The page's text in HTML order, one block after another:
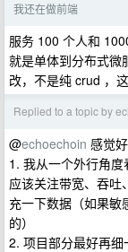
我还在做前端
服务 100 个人和
就是单体到分布式微
改，不是纯 crud ，
Replied to a topic by
@echoechoin 感觉
1. 我从一个外行角度
应该关注带宽、吞吐
充一下数据（如果敏
的）
2. 项目部分最好再细